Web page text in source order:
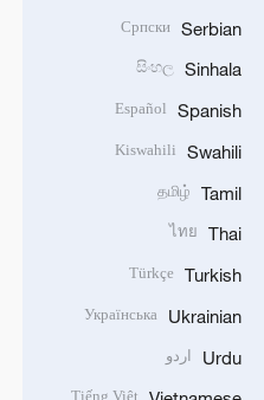
Serbian
Српски
Sinhala
සිංහල
Spanish
Español
Swahili
Kiswahili
Tamil
தமிழ்
Thai
ไทย
Turkish
Türkçe
Ukrainian
Українська
Urdu اردو